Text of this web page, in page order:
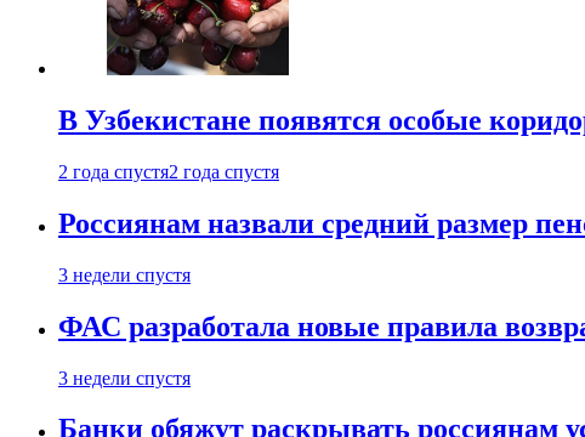
В Узбекистане появятся особые
2 года спустя2 года спустя
Россиянам назвали средний размер
3 недели спустя
ФАС разработала новые правила
3 недели спустя
Банки обяжут раскрывать россиянам